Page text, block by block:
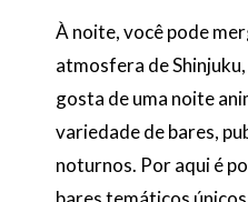
À noite, você pode
atmosfera de
gosta de uma noite
variedade de bares,
noturnos. Por aqui é